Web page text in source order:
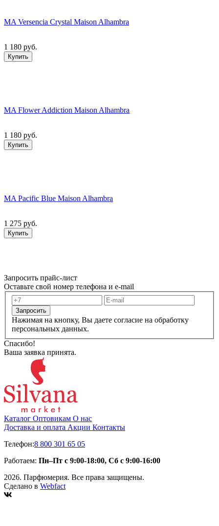
MA Versencia Crystal Maison Alhambra
1 180 руб.
Купить
MA Flower Addiction Maison Alhambra
1 180 руб.
Купить
MA Pacific Blue Maison Alhambra
1 275 руб.
Купить
Запросить прайс-лист
Оставьте свой номер телефона и e-mail
Запросить
Нажимая на кнопку, Вы даете согласие на обработку
персональных данных.
Спасибо!
Ваша заявка принята.
Каталог Оптовикам О нас
Доставка и оплата Акции Контакты
Телефон:8 800 301 65 05
Работаем: Пн–Пт с 9:00-18:00, Сб с 9:00-16:00
2026. Парфюмерия. Все права защищены.
Сделано в Webfact